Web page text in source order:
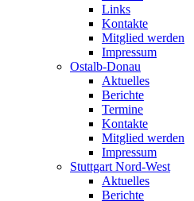
Links
Kontakte
Mitglied werden
Impressum
Ostalb-Donau
Aktuelles
Berichte
Termine
Kontakte
Mitglied werden
Impressum
Stuttgart Nord-West
Aktuelles
Berichte